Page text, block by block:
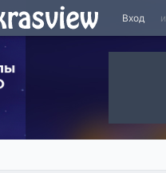
Вход